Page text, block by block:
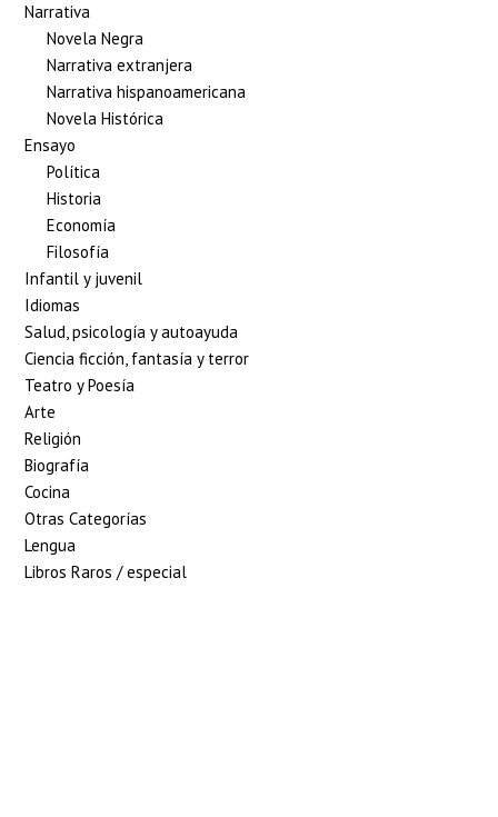
Narrativa
Novela Negra
Narrativa extranjera
Narrativa hispanoamericana
Novela Histórica
Ensayo
Política
Historia
Economía
Filosofía
Infantil y juvenil
Idiomas
Salud, psicología y autoayuda
Ciencia ficción, fantasía y terror
Teatro y Poesía
Arte
Religión
Biografía
Cocina
Otras Categorías
Lengua
Libros Raros / especial